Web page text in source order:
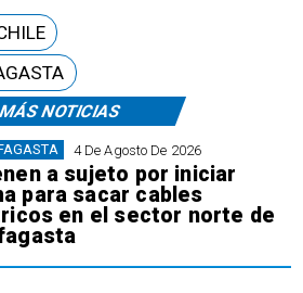
MÁS NOTICIAS
4 De Agosto De 2026
a sujeto por iniciar
para sacar cables
en el sector norte de